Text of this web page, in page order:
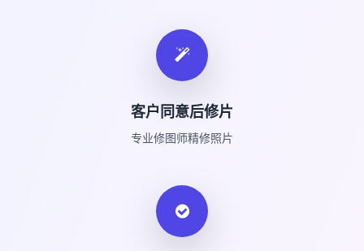
客户同意后修片
专业修图师精修照片